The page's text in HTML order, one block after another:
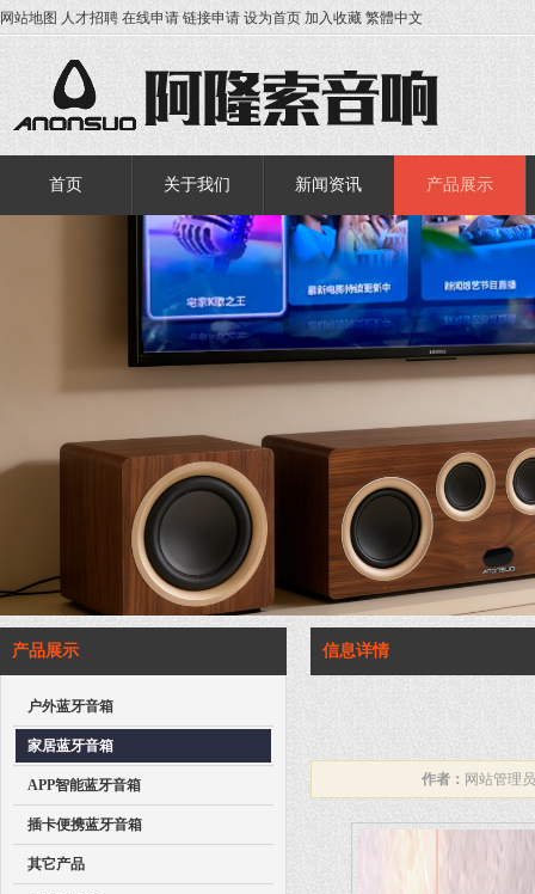
网站地图 人才招聘 在线申请 链接申请 设为首页 加入收藏 繁體中文
首页 关于我们 新闻资讯 产品展示
产品展示
户外蓝牙音箱
家居蓝牙音箱
APP智能蓝牙音箱
插卡便携蓝牙音箱
其它产品
信息详情
作者： 网站管